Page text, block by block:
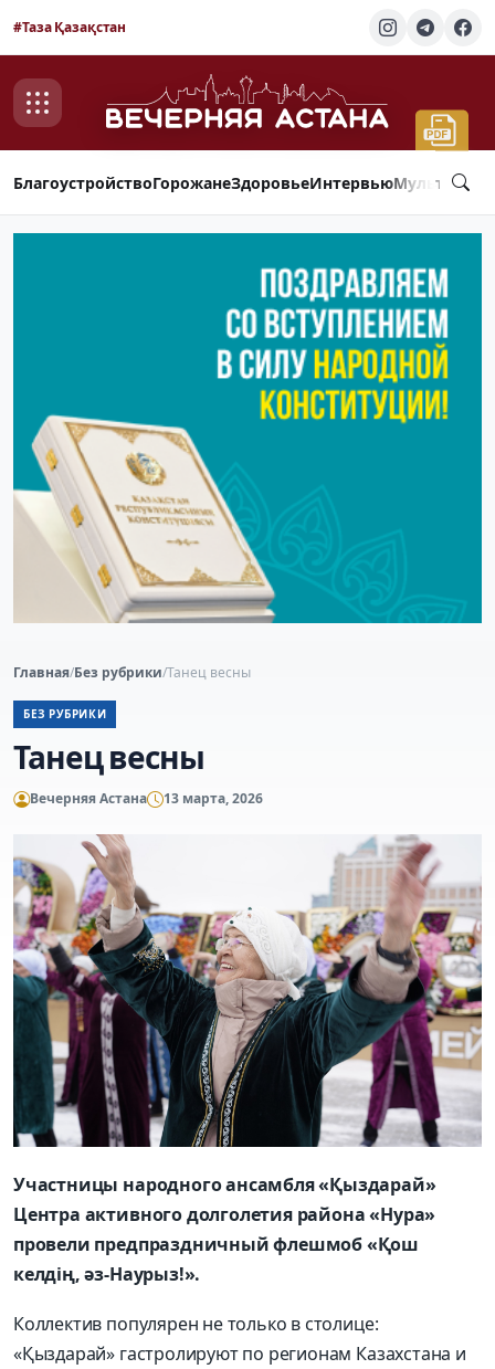
#Таза Қазақстан
БлагоустройствоГорожанеЗдоровьеИнтервью
Главная/Без рубрики/Танец весны
БЕЗ РУБРИКИ
Танец весны
Вечерняя Астана 13 марта, 2026
Участницы народного ансамбля «Қыздарай»
Центра активного долголетия района «Нура»
провели предпраздничный флешмоб «Қош
келдің, әз-Наурыз!».
Коллектив популярен не только в столице:
«Қыздарай» гастролируют по регионам Казахстана и